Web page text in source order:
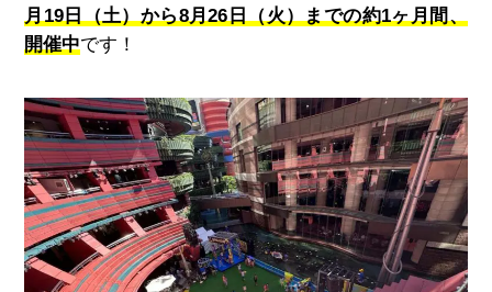
月19日（土）から8月26日（火）までの約1ヶ月間、
開催中です！